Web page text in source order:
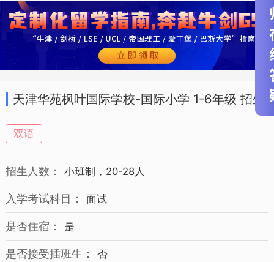
天津华苑枫叶国际学校-国际小学 1-6年级 招生
双语
招生人数： 小班制，20-28人
入学考试科目： 面试
是否住宿： 是
是否接受插班生： 否